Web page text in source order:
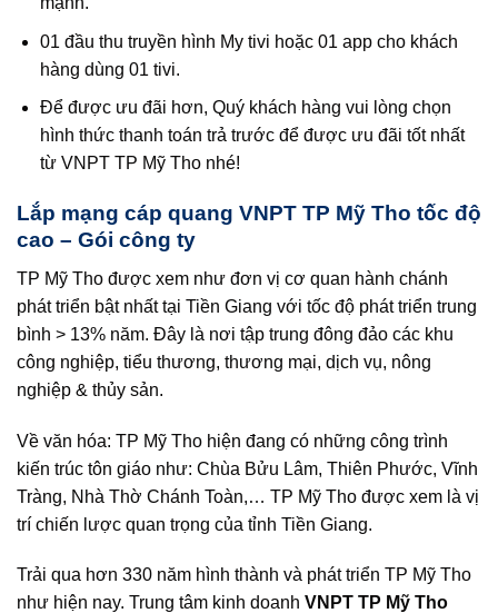
01 đầu thu truyền hình My tivi hoặc 01 app cho khách
hàng dùng 01 tivi.
Để được ưu đãi hơn, Quý khách hàng vui lòng chọn
hình thức thanh toán trả trước để được ưu đãi tốt nhất
từ VNPT TP Mỹ Tho nhé!
Lắp mạng cáp quang VNPT TP Mỹ Tho tốc độ
cao – Gói công ty
TP Mỹ Tho được xem như đơn vị cơ quan hành chánh
phát triển bật nhất tại Tiền Giang với tốc độ phát triển trung
bình > 13% năm. Đây là nơi tập trung đông đảo các khu
công nghiệp, tiểu thương, thương mại, dịch vụ, nông
nghiệp & thủy sản.
Về văn hóa: TP Mỹ Tho hiện đang có những công trình
kiến trúc tôn giáo như: Chùa Bửu Lâm, Thiên Phước, Vĩnh
Tràng, Nhà Thờ Chánh Toàn,… TP Mỹ Tho được xem là vị
trí chiến lược quan trọng của tỉnh Tiền Giang.
Trải qua hơn 330 năm hình thành và phát triển TP Mỹ Tho
như hiện nay. Trung tâm kinh doanh VNPT TP Mỹ Tho